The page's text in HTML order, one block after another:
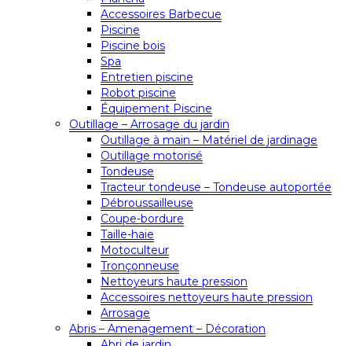
Accessoires Barbecue
Piscine
Piscine bois
Spa
Entretien piscine
Robot piscine
Équipement Piscine
Outillage – Arrosage du jardin
Outillage à main – Matériel de jardinage
Outillage motorisé
Tondeuse
Tracteur tondeuse – Tondeuse autoportée
Débroussailleuse
Coupe-bordure
Taille-haie
Motoculteur
Tronçonneuse
Nettoyeurs haute pression
Accessoires nettoyeurs haute pression
Arrosage
Abris – Amenagement – Décoration